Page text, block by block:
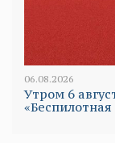
06.08.2026
Утром 6
«Беспилотная